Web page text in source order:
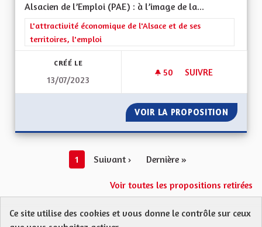
Alsacien de l’Emploi (PAE) : à l’image de la...
Filtrer les résultats de la catégorie : L'attractivité
L'attractivité économique de l'Alsace et de ses
territoires, l'emploi
CRÉÉ LE
13/07/2023
50 50 ABONNÉS
SUIVRE
VOIR LA PROPOSITION MISE
1 Suivant › Dernière »
Voir toutes les propositions retirées
Protection des Données
Ce site utilise des cookies et vous donne le contrôle sur ceux